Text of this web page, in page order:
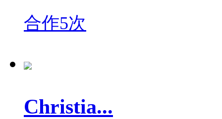
合作5次
Christia...